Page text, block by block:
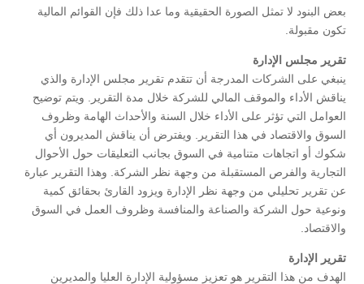
بعض البنود لا تمثل الصورة الحقيقية وما عدا ذلك فإن القوائم المالية
تكون مقبولة.
تقرير مجلس الإدارة
ينبغي على الشركات المدرجة أن تتقدم تقرير مجلس الإدارة والذي
يناقش الأداء والموقف المالي للشركة خلال مدة التقرير. ويتم توضيح
العوامل التي تؤثر على الأداء خلال السنة والأحداث الهامة وظروف
السوق والاقتصاد في هذا التقرير. ويفترض أن يناقش المديرون أي
شكوك أو اتجاهات متنامية في السوق بجانب التعليقات حول الأحوال
التجارية والفرص المستقبلة من وجهة نظر الشركة. وهذا التقرير عبارة
عن تقرير تحليلي من وجهة نظر الإدارة ويزود القارئ بحقائق كمية
ونوعية حول الشركة والصناعة والمنافسة وظروف العمل في السوق
والاقتصاد.
تقرير الإدارة
الهدف من هذا التقرير هو تعزيز مسؤولية الإدارة العليا والمديرين